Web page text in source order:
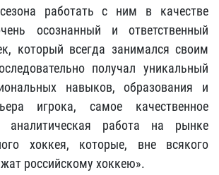
работать с ним в качестве
осознанный и ответственный
который всегда занимался своим
получал уникальный
навыков, образования и
игрока, самое качественное
аналитическая работа на рынке
хоккея, которые, вне всякого
российскому хоккею».